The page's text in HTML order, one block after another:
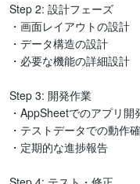
Step 2: 設計フェーズ
・画面レイアウトの設計
・データ構造の設計
・必要な機能の詳細設計
Step 3: 開発作業
・AppSheetでのアプリ開
・テストデータでの動作
・定期的な進捗報告